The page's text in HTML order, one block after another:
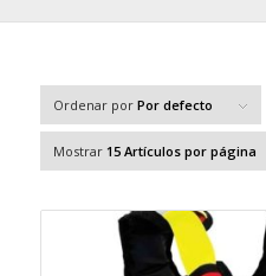
Ordenar por Por defecto
Mostrar 15 Artículos por página